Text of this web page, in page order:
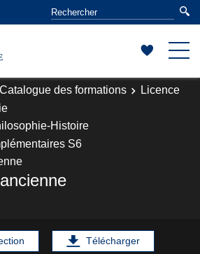
Catalogue des formations
Licence
Histoire
S6
Télécharger